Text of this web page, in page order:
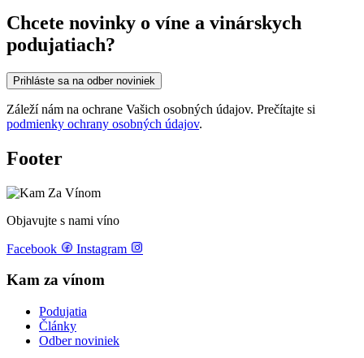
Chcete novinky o víne a vinárskych
podujatiach?
Prihláste sa na odber noviniek
Záleží nám na ochrane Vašich osobných údajov. Prečítajte si
podmienky ochrany osobných údajov.
Footer
Objavujte s nami víno
Facebook Instagram
Kam za vínom
Podujatia
Články
Odber noviniek